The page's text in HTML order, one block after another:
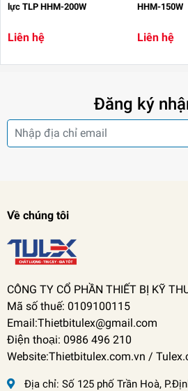
lực TLP HHM-200W
Liên hệ
HHM-150W
Liên hệ
Đăng ký
Về chúng tôi
CÔNG TY CỔ PHẦN THIẾT BỊ KỸ
Mã số thuế: 0109100115
Email:Thietbitulex@gmail.com
Điện thoại: 0986 496 210
Website:Thietbitulex.com.vn /
Địa chỉ: Số 125 phố Trần Hoà,